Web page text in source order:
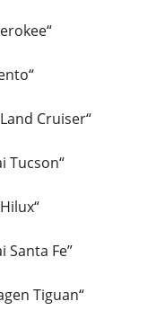
Cruiser“
Tucson“
Santa Fe”
Tiguan“